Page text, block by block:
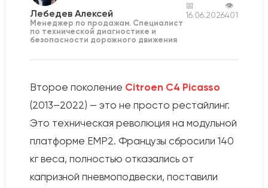
Лебедев Алексей
Менеджер по продажам. Специалист
по технической диагностике и
безопасности дорожного движения
📅
16.06.2026
👁
401
Второе поколение Citroen C4 Picasso
(2013–2022) — это не просто рестайлинг.
Это техническая революция на модульной
платформе EMP2. Французы сбросили 140
кг веса, полностью отказались от
капризной пневмоподвески, поставили